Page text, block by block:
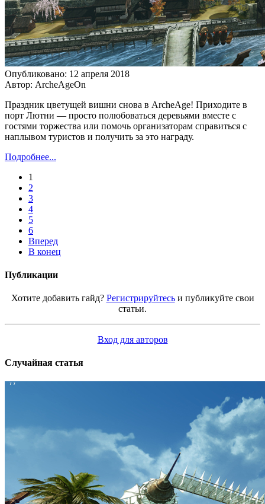
Опубликовано: 12 апреля 2018
Автор: ArcheAgeOn
Праздник цветущей вишни снова в ArcheAge! Приходите в
порт Лютни — просто полюбоваться деревьями вместе с
гостями торжества или помочь организаторам справиться с
наплывом туристов и получить за это награду.
Подробнее...
1
2
3
4
5
6
Вперед
В конец
Публикации
Хотите добавить гайд? Регистрируйтесьи публикуйте свои
статьи.
Вход для авторов
Случайная статья